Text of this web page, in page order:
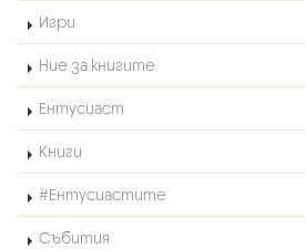
Игри
Ние за книгите
Ентусиаст
Книги
#Ентусиастите
Събития